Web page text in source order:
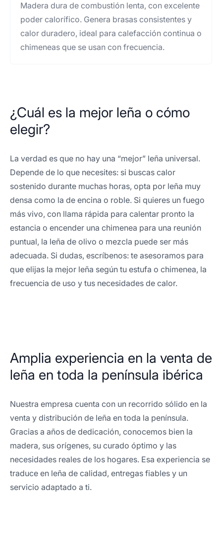
Madera dura de combustión lenta, con excelente
poder calorífico. Genera brasas consistentes y
calor duradero, ideal para calefacción continua o
chimeneas que se usan con frecuencia.
¿Cuál es la mejor leña o cómo
elegir?
La verdad es que no hay una “mejor” leña universal.
Depende de lo que necesites: si buscas calor
sostenido durante muchas horas, opta por leña muy
densa como la de encina o roble. Si quieres un fuego
más vivo, con llama rápida para calentar pronto la
estancia o encender una chimenea para una reunión
puntual, la leña de olivo o mezcla puede ser más
adecuada. Si dudas, escríbenos: te asesoramos para
que elijas la mejor leña según tu estufa o chimenea, la
frecuencia de uso y tus necesidades de calor.
Amplia experiencia en la venta de
leña en toda la península ibérica
Nuestra empresa cuenta con un recorrido sólido en la
venta y distribución de leña en toda la península.
Gracias a años de dedicación, conocemos bien la
madera, sus orígenes, su curado óptimo y las
necesidades reales de los hogares. Esa experiencia se
traduce en leña de calidad, entregas fiables y un
servicio adaptado a ti.